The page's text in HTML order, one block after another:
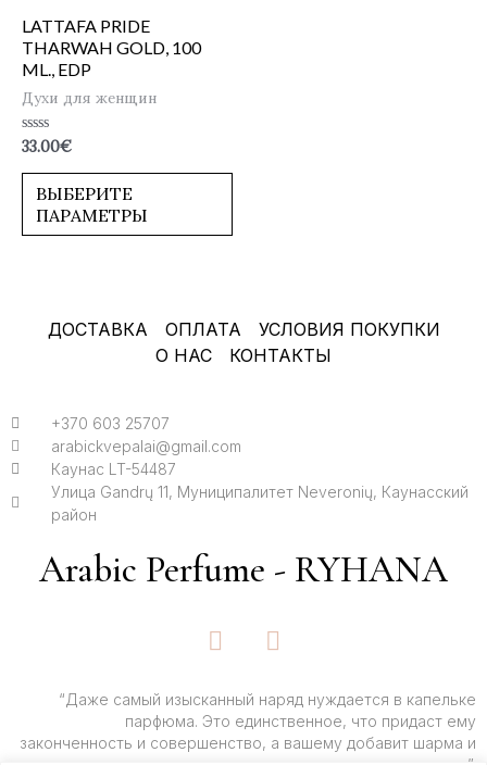
LATTAFA PRIDE
THARWAH GOLD, 100
ML., EDP
Духи для женщин
Оценка
из
33.00€
ВЫБЕРИТЕ
ПАРАМЕТРЫ
ДОСТАВКА ОПЛАТА
УСЛОВИЯ ПОКУПКИ
О НАС
КОНТАКТЫ
+370 603 25707
arabickvepalai@gmail.com
Каунас LT-54487
Улица Gandrų 11, Муниципалитет Neveronių, Каунасский
район
Arabic Perfume - RYHANA
F
a
e
b
o
I
n
t
a
g
“Даже самый изысканный наряд нуждается в капельке
парфюма. Это единственное, что придаст ему
законченность и совершенство, а вашему добавит шарма и